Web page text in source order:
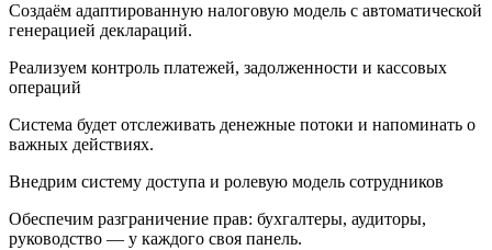
Создаём адаптированную налоговую модель с автоматической
генерацией деклараций.
Реализуем контроль платежей, задолженности и кассовых
операций
Система будет отслеживать денежные потоки и напоминать о
важных действиях.
Внедрим систему доступа и ролевую модель сотрудников
Обеспечим разграничение прав: бухгалтеры, аудиторы,
руководство — у каждого своя панель.